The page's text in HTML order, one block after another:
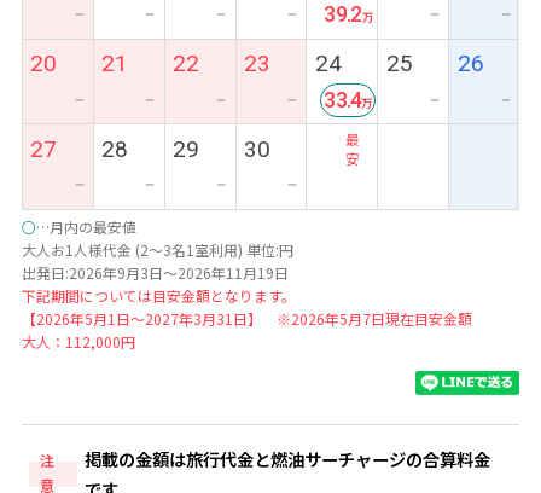
ー ー ー ー 39.2 ー ー
20
ー
21
ー
22
ー
23
ー
24
最
安
33.4
25
ー
26
ー
27
ー
28
ー
29
ー
30
ー
○…月内の最安値
大人お1人様代金 (2～3名1室利用) 単位:円
出発日:2026年9月3日～2026年11月19日
下記期間については目安金額となります。
【2026年5月1日～2027年3月31日】 ※2026年5月7日現在目安金額
大人：112,000円
注
意
掲載の金額は旅行代金と燃油サーチャージの合算料金